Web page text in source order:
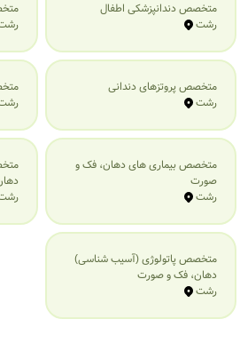
متخصص دندانپزشکی اطفال
رشت
متخصص پروتزهای دندانی
رشت
متخصص بیماری‌ های دهان، فک و
صورت
رشت
متخصص پاتولوژی (آسیب شناسی)
دهان، فک و صورت
رشت